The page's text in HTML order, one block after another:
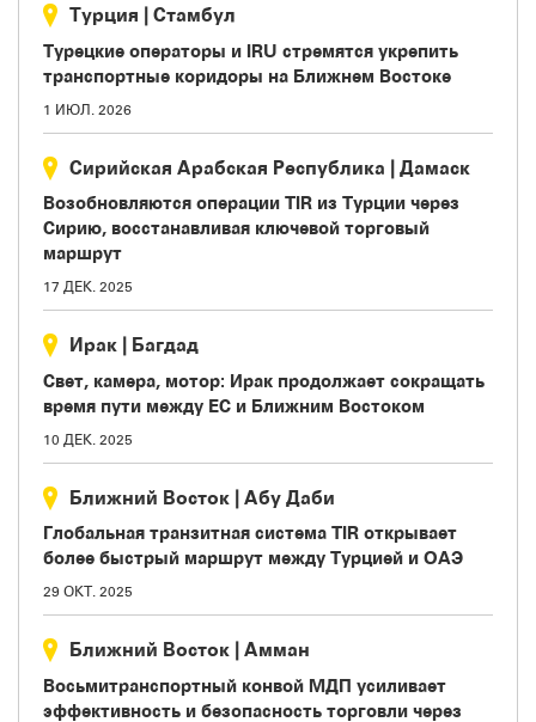
Турция | Стамбул
Турецкие операторы и IRU стремятся укрепить
транспортные коридоры на Ближнем Востоке
1 ИЮЛ. 2026
Сирийская Арабская Республика | Дамаск
Возобновляются операции TIR из Турции через
Сирию, восстанавливая ключевой торговый
маршрут
17 ДЕК. 2025
Ирак | Багдад
Свет, камера, мотор: Ирак продолжает сокращать
время пути между ЕС и Ближним Востоком
10 ДЕК. 2025
Ближний Восток | Абу Даби
Глобальная транзитная система TIR открывает
более быстрый маршрут между Турцией и ОАЭ
29 ОКТ. 2025
Ближний Восток | Амман
Восьмитранспортный конвой МДП усиливает
эффективность и безопасность торговли через